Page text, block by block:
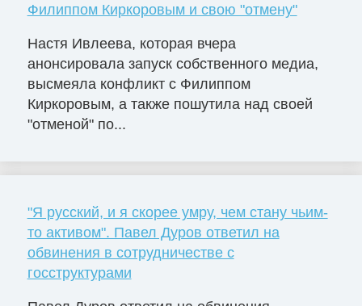
Филиппом Киркоровым и свою "отмену"
Настя Ивлеева, которая вчера
анонсировала запуск собственного медиа,
высмеяла конфликт с Филиппом
Киркоровым, а также пошутила над своей
"отменой" по...
"Я русский, и я скорее умру, чем стану чьим-
то активом". Павел Дуров ответил на
обвинения в сотрудничестве с
госструктурами